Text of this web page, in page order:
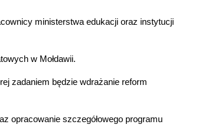
ministerstwa edukacji oraz instytucji
w Mołdawii.
zadaniem będzie wdrażanie reform
opracowanie szczegółowego programu